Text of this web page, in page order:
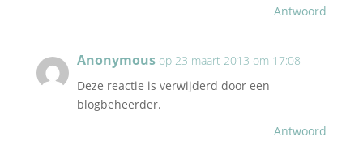
Antwoord
Anonymous op 23 maart 2013 om 17:08
Deze reactie is verwijderd door een
blogbeheerder.
Antwoord